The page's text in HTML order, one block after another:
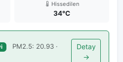
Hissedilen
34°C
PM2.5: 20.93 ·
Detay
→